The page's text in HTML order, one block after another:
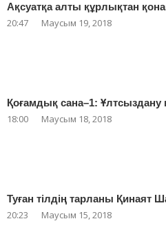
Ақсуатқа алты құрлықтан
20:47 Маусым 19, 2018
Қоғамдық сана–1: Ұлтсыздану
18:00 Маусым 18, 2018
Туған тілдің тарланы Қинаят
20:23 Маусым 15, 2018